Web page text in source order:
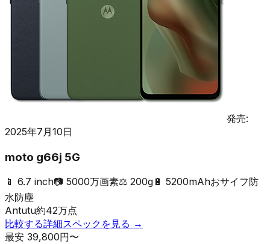
発売:
2025年7月10日
moto g66j 5G
📱 6.7 inch📷 5000万画素⚖️ 200g 🔋 5200mAhおサイフ防
水防塵
Antutu約42万点
比較する詳細スペックを見る →
最安 39,800円〜